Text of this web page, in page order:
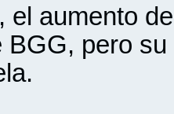
el aumento
BGG, pero